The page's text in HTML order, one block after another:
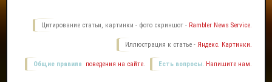
Цитирование статьи, картинки - фото скриншот - Rambler News Service.
Иллюстрация к статье - Яндекс. Картинки.
Есть вопросы. Напишите нам.
Общие правила поведения на сайте.